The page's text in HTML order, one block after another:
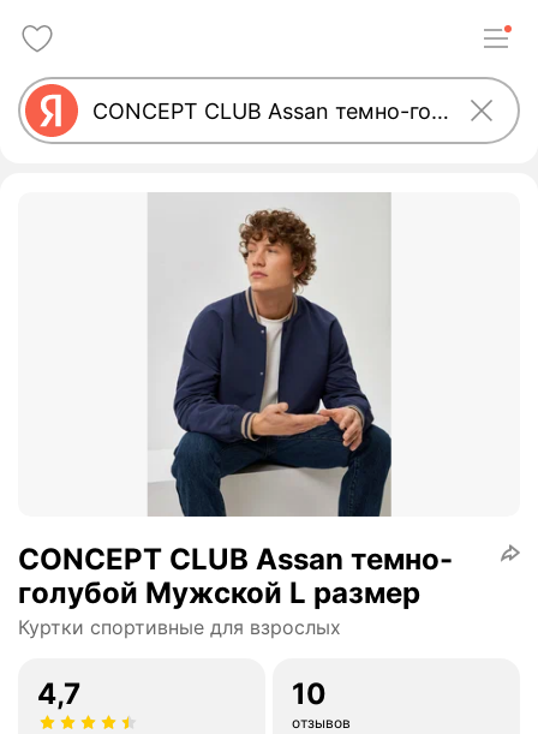
CONCEPT CLUB Assan темно-
голубой Мужской L размер
Куртки спортивные для взрослых
4,7 10
отзывов